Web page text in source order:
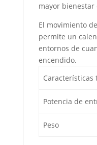
mayor
El movimiento
permite un
entornos de
encendido.
Características
Potencia de
Peso